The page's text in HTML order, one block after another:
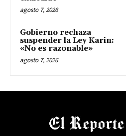
agosto 7, 2026
Gobierno rechaza
suspender la Ley Karin:
«No es razonable»
agosto 7, 2026